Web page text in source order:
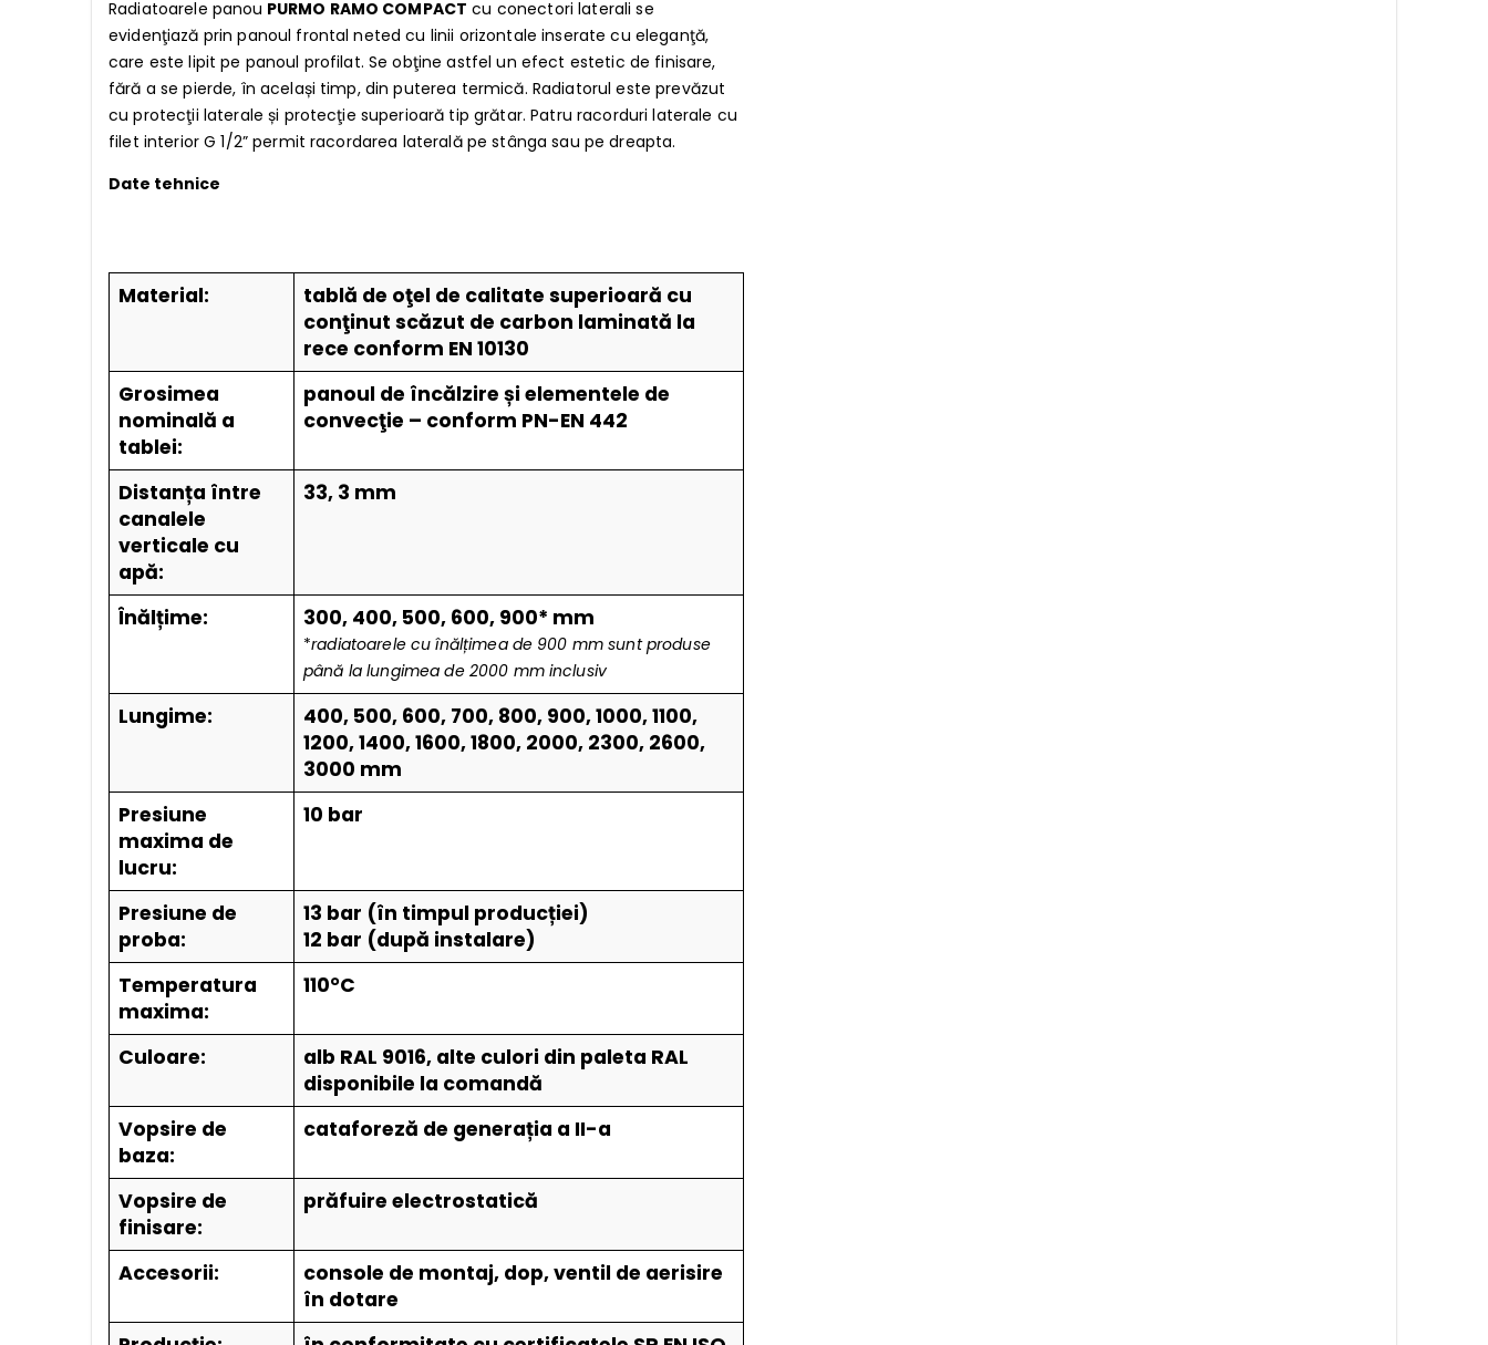
Radiatoarele panou PURMO RAMO COMPACT cu conectori laterali se
evidenţiază prin panoul frontal neted cu linii orizontale inserate cu eleganţă,
care este lipit pe panoul profilat. Se obţine astfel un efect estetic de finisare,
fără a se pierde, în același timp, din puterea termică. Radiatorul este prevăzut
cu protecţii laterale și protecţie superioară tip grătar. Patru racorduri laterale cu
filet interior G 1/2” permit racordarea laterală pe stânga sau pe dreapta.
Date tehnice
Material:
tablă de oţel de calitate superioară cu
conţinut scăzut de carbon laminată la
rece conform EN 10130
Grosimea
nominală a
tablei:
panoul de încălzire și elementele de
convecţie – conform PN-EN 442
Distanța între
canalele
verticale cu
apă:
33, 3 mm
Înălțime: 300, 400, 500, 600, 900* mm
*radiatoarele cu înălțimea de 900 mm sunt produse
până la lungimea de 2000 mm inclusiv
Lungime:
400, 500, 600, 700, 800, 900, 1000, 1100,
1200, 1400, 1600, 1800, 2000, 2300, 2600,
3000 mm
Presiune
maxima de
lucru:
10 bar
Presiune de
proba:
13 bar (în timpul producției)
12 bar (după instalare)
Temperatura
maxima:
110°C
Culoare:
alb RAL 9016, alte culori din paleta RAL
disponibile la comandă
Vopsire de
baza:
cataforeză de generația a II-a
Vopsire de
finisare:
prăfuire electrostatică
Accesorii:
console de montaj, dop, ventil de aerisire
în dotare